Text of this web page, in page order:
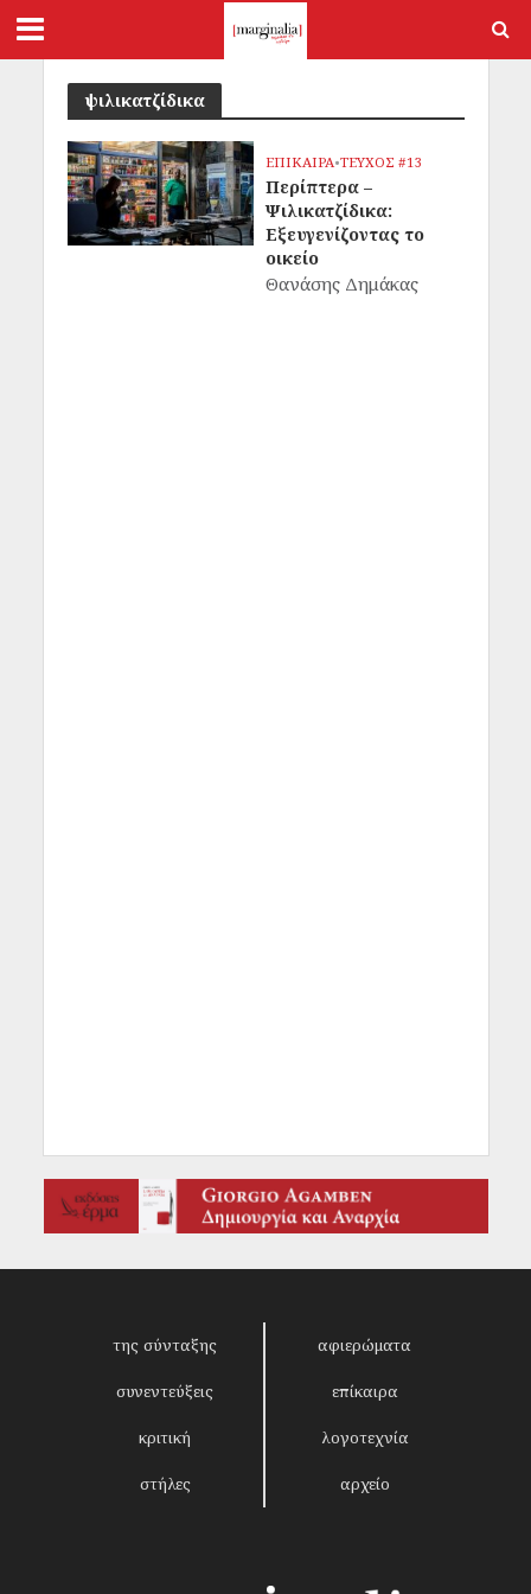
ψιλικατζίδικα
ΕΠΙΚΑΙΡΑ•ΤΕΥΧΟΣ #13
Περίπτερα –
Ψιλικατζίδικα:
Εξευγενίζοντας το
οικείο
Θανάσης Δημάκας
της σύνταξης αφιερώματα
συνεντεύξεις επίκαιρα
κριτική λογοτεχνία
στήλες αρχείο